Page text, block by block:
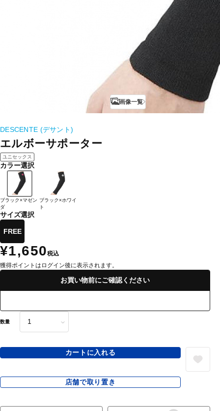
画像一覧
DESCENTE (デサント)
エルボーサポーター
ユニセックス
カラー選択
ブラック×マゼン
ダ
ブラック×ホワイ
ト
サイズ選択
FREE
¥1,650税込
獲得ポイントはログイン後に表示されます。
お買い物前にご確認ください
数量
カートに入れる
店舗で取り置き